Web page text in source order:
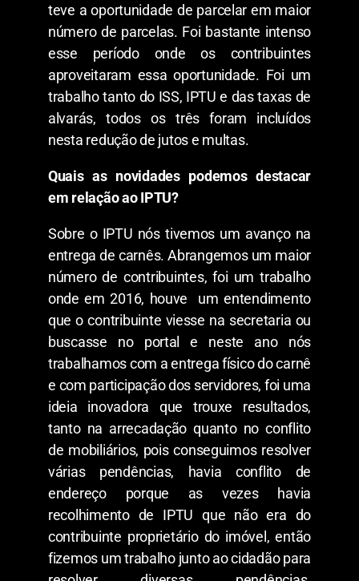
teve a oportunidade de parcelar em maior
número de parcelas. Foi bastante intenso
esse período onde os contribuintes
aproveitaram essa oportunidade. Foi um
trabalho tanto do ISS, IPTU e das taxas de
alvarás, todos os três foram incluídos
nesta redução de jutos e multas.
Quais as novidades podemos destacar
em relação ao IPTU?
Sobre o IPTU nós tivemos um avanço na
entrega de carnês. Abrangemos um maior
número de contribuintes, foi um trabalho
onde em 2016, houve um entendimento
que o contribuinte viesse na secretaria ou
buscasse no portal e neste ano nós
trabalhamos com a entrega físico do carnê
e com participação dos servidores, foi uma
ideia inovadora que trouxe resultados,
tanto na arrecadação quanto no conflito
de mobiliários, pois conseguimos resolver
várias pendências, havia conflito de
endereço porque as vezes havia
recolhimento de IPTU que não era do
contribuinte proprietário do imóvel, então
fizemos um trabalho junto ao cidadão para